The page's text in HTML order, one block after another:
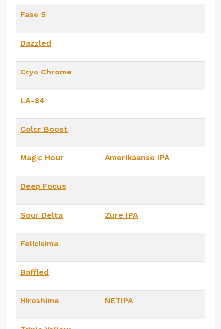
Fase 5
Dazzled
Cryo Chrome
LA-84
Color Boost
Magic Hour Amerikaanse IPA
Deep Focus
Sour Delta Zure IPA
Felicísima
Baffled
Hiroshima NETIPA